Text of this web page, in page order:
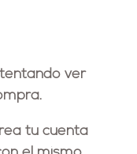
ver
tu cuenta